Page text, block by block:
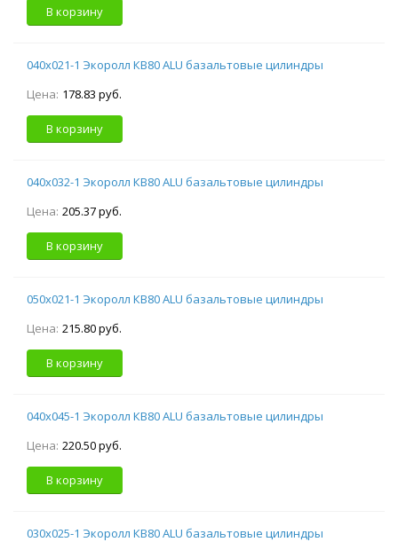
В корзину
040х021-1 Экоролл КВ80 ALU базальтовые цилиндры
Цена: 178.83 руб.
В корзину
040х032-1 Экоролл КВ80 ALU базальтовые цилиндры
Цена: 205.37 руб.
В корзину
050х021-1 Экоролл КВ80 ALU базальтовые цилиндры
Цена: 215.80 руб.
В корзину
040х045-1 Экоролл КВ80 ALU базальтовые цилиндры
Цена: 220.50 руб.
В корзину
030х025-1 Экоролл КВ80 ALU базальтовые цилиндры